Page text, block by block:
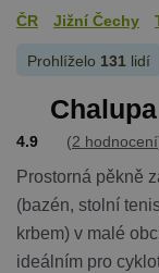
ČR Jižní Čechy
Prohlíželo 131 lidí
4.9 (2 hodnocení
Prostorná pěkně
(bazén, stolní
krbem) v malé
ideálním pro